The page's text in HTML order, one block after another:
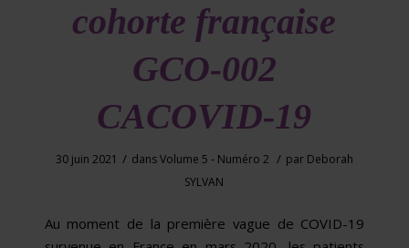
cohorte française
GCO-002
CACOVID-19
30 juin 2021 / dansVolume 5 - Numéro 2 / par Deborah
SYLVAN
Au moment de la première vague de COVID-19